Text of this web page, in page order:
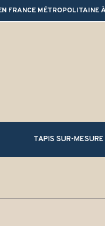
FRANCE MÉTROPOLITAINE
TAPIS SUR-MESURE